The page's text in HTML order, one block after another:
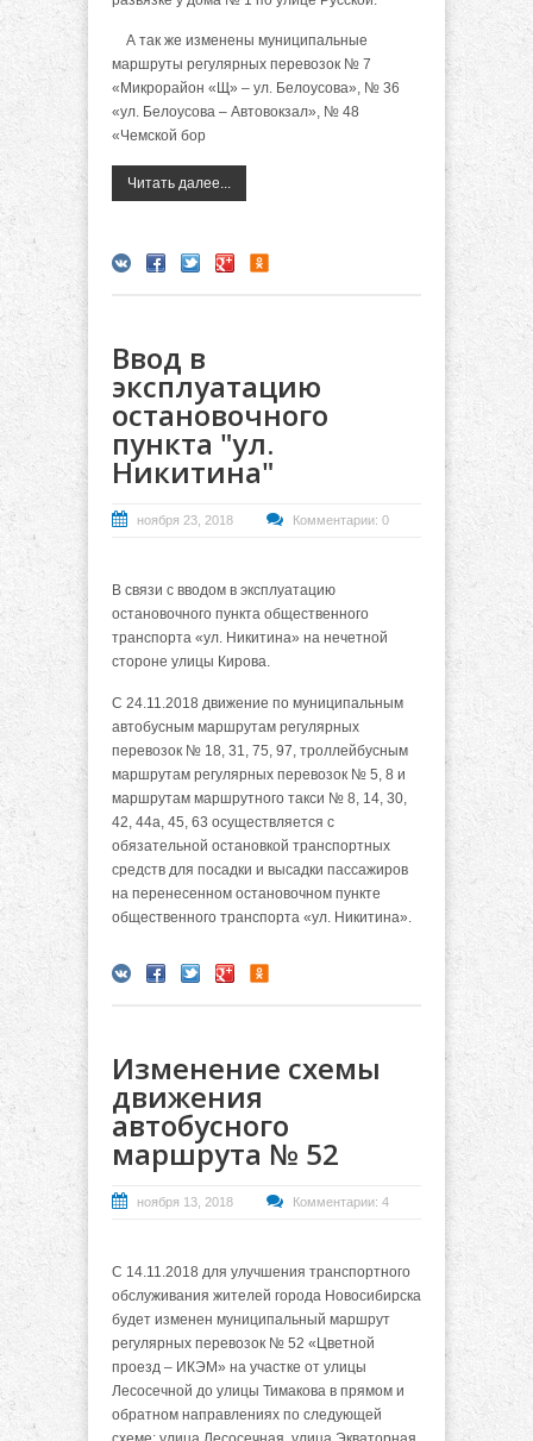
А так же изменены муниципальные
маршруты регулярных перевозок № 7
«Микрорайон «Щ» – ул. Белоусова», № 36
«ул. Белоусова – Автовокзал», № 48
«Чемской бор
Читать далее...
Ввод в
эксплуатацию
остановочного
пункта "ул.
Никитина"
ноября 23, 2018 Комментарии: 0
В связи с вводом в эксплуатацию
остановочного пункта общественного
транспорта «ул. Никитина» на нечетной
стороне улицы Кирова.
С 24.11.2018 движение по муниципальным
автобусным маршрутам регулярных
перевозок № 18, 31, 75, 97, троллейбусным
маршрутам регулярных перевозок № 5, 8 и
маршрутам маршрутного такси № 8, 14, 30,
42, 44а, 45, 63 осуществляется с
обязательной остановкой транспортных
средств для посадки и высадки пассажиров
на перенесенном остановочном пункте
общественного транспорта «ул. Никитина».
Изменение схемы
движения
автобусного
маршрута № 52
ноября 13, 2018 Комментарии: 4
С 14.11.2018 для улучшения транспортного
обслуживания жителей города Новосибирска
будет изменен муниципальный маршрут
регулярных перевозок № 52 «Цветной
проезд – ИКЭМ» на участке от улицы
Лесосечной до улицы Тимакова в прямом и
обратном направлениях по следующей